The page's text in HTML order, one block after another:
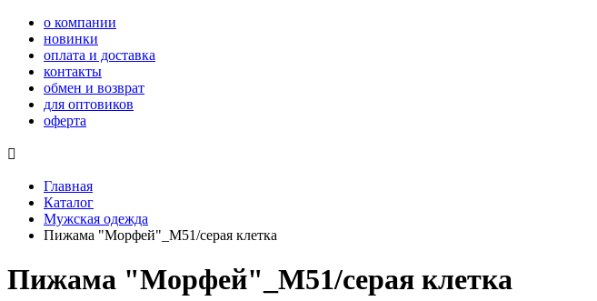
о компании
новинки
оплата и доставка
контакты
обмен и возврат
для оптовиков
оферта

Главная
Каталог
Мужская одежда
Пижама "Морфей"_М51/серая клетка
Пижама "Морфей"_М51/серая клетка